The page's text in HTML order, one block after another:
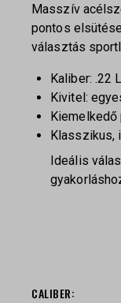
Masszív
pontos
választás
Kaliber: .22
Kivitel:
Klasszikus,
Ideális
СALIBER